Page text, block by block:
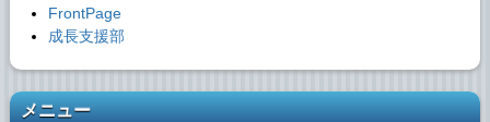
FrontPage
成長支援部
メニュー